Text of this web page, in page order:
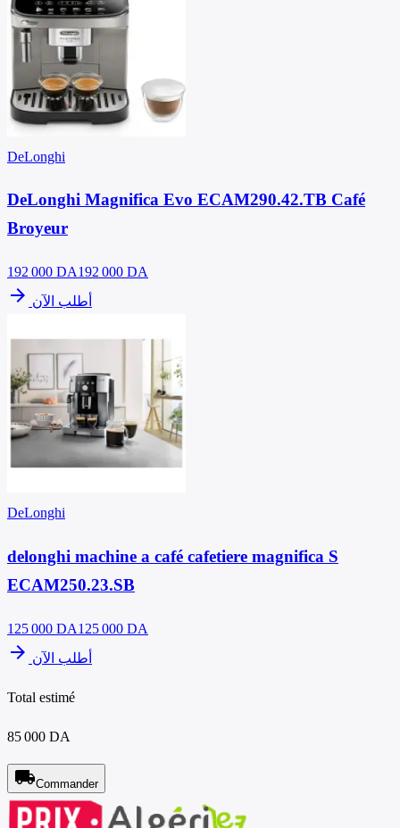
DeLonghi
DeLonghi Magnifica Evo ECAM290.42.TB Café
Broyeur
192 000 DA192 000 DA
arrow_forward أطلب الآن
DeLonghi
delonghi machine a café cafetiere magnifica S
ECAM250.23.SB
125 000 DA125 000 DA
arrow_forward أطلب الآن
Total estimé
85 000 DA
local_shippingCommander